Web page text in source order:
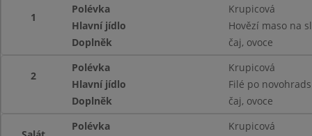
1
Polévka
Krupicová
Hlavní jídlo
Hovězí maso na
Doplněk
čaj, ovoce
2
Polévka
Krupicová
Hlavní jídlo
Filé po
Doplněk
čaj, ovoce
Polévka
Krupicová